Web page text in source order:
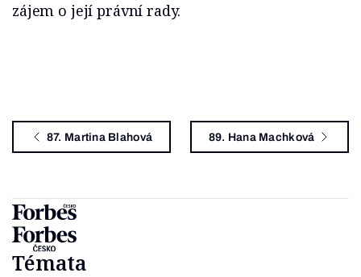
zájem o její právní rady.
87. Martina Blahová 89. Hana Machková
Témata